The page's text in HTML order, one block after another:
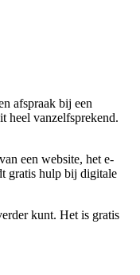
afspraak bij een
heel vanzelfsprekend.
een website, het e-
gratis hulp bij digitale
kunt. Het is gratis